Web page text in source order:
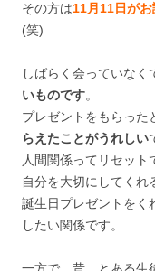
その方は11月11日が
(笑)
しばらく会っていなく
いものです。
プレゼントをもらった
らえたことがうれしい
人間関係ってリセット
自分を大切にしてくれ
誕生日プレゼントをく
したい関係です。